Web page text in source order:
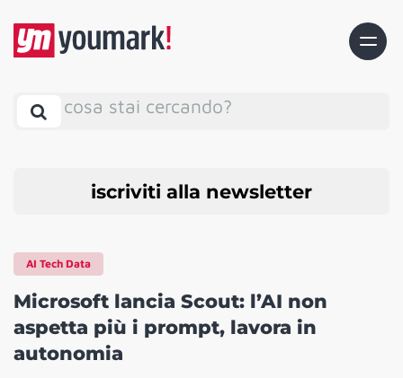
cosa stai cercando?
iscriviti alla newsletter
AI Tech Data
Microsoft lancia Scout: l’AI non
aspetta più i prompt, lavora in
autonomia